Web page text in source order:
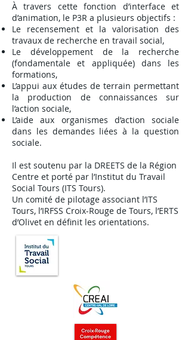
À travers cette fonction d’interface et
d’animation, le P3R a plusieurs objectifs :
Le recensement et la valorisation des
travaux de recherche en travail social,
Le développement de la recherche
(fondamentale et appliquée) dans les
formations,
L’appui aux études de terrain permettant
la production de connaissances sur
l’action sociale,
L’aide aux organismes d’action sociale
dans les demandes liées à la question
sociale.
Il est soutenu par la DREETS de la Région
Centre et porté par l’Institut du Travail
Social Tours (ITS Tours).
Un comité de pilotage associant l’ITS
Tours, l’IRFSS Croix-Rouge de Tours, l’ERTS
d’Olivet en définit les orientations.